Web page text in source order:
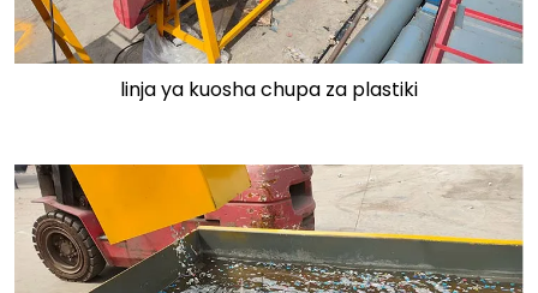
linja ya kuosha chupa za plastiki